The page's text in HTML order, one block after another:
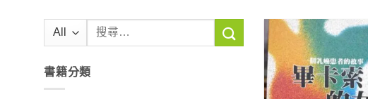
搜
鍵
書籍分類